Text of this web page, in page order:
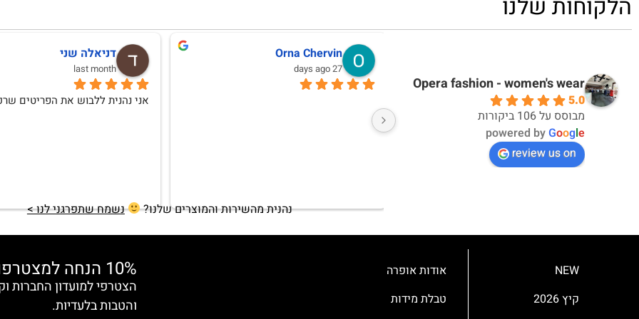
Opera fashion - women's wear
5.0
מבוסס על 106 ביקורות
powered byGoogle
review us on
אחלה חוויית קנייה ואחלה מוצרים
אילנה וגמן
10 months ago
Anat Weksler
10 months ago
נהנית מהשירות והמוצרים שלנו? נשמח שתפרגני לנו >
NEW
קיץ 2026
אודות אופרה
טבלת מידות
10% הנחה למצטרפות חדשות
והטבות בלעדיות.